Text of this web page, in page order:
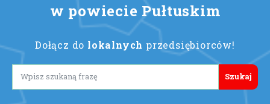
w powiecie Pułtuskim
Dołącz do lokalnych przedsiębiorców!
Lorem ipsum